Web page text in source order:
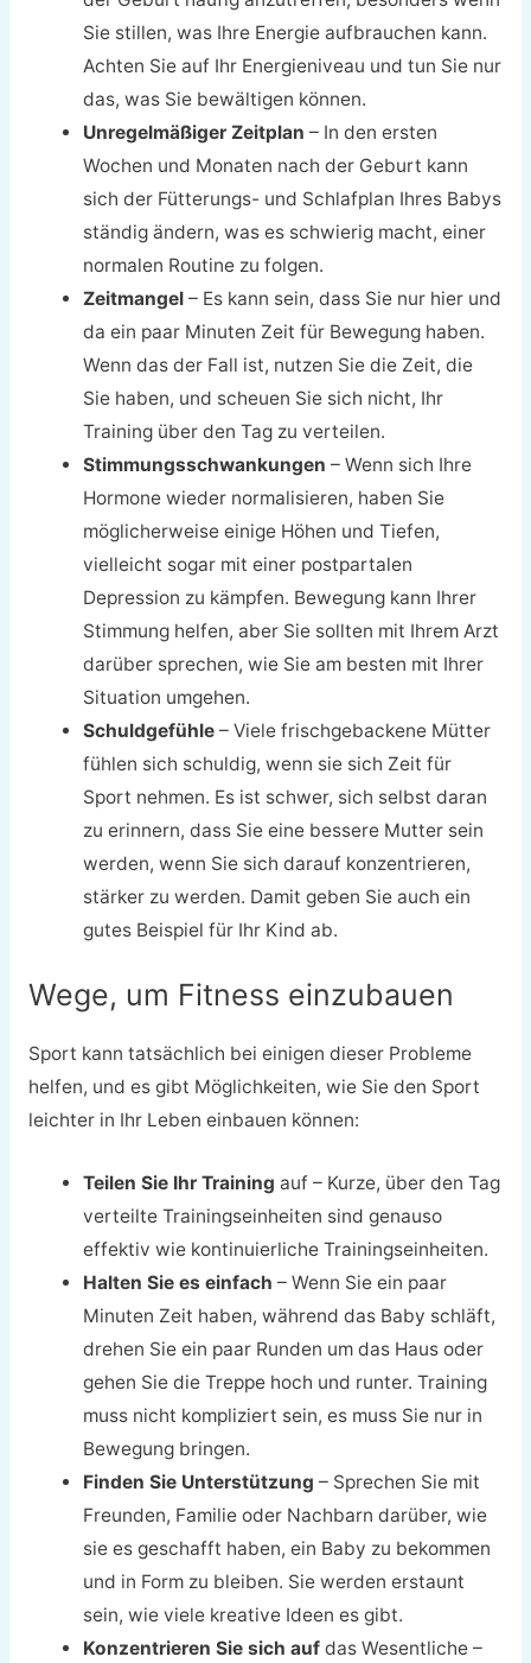
Sie stillen, was Ihre Energie aufbrauchen kann.
Achten Sie auf Ihr Energieniveau und tun Sie nur
das, was Sie bewältigen können.
Unregelmäßiger Zeitplan – In den ersten
Wochen und Monaten nach der Geburt kann
sich der Fütterungs- und Schlafplan Ihres Babys
ständig ändern, was es schwierig macht, einer
normalen Routine zu folgen.
Zeitmangel– Es kann sein, dass Sie nur hier und
da ein paar Minuten Zeit für Bewegung haben.
Wenn das der Fall ist, nutzen Sie die Zeit, die
Sie haben, und scheuen Sie sich nicht, Ihr
Training über den Tag zu verteilen.
Stimmungsschwankungen – Wenn sich Ihre
Hormone wieder normalisieren, haben Sie
möglicherweise einige Höhen und Tiefen,
vielleicht sogar mit einer postpartalen
Depression zu kämpfen. Bewegung kann Ihrer
Stimmung helfen, aber Sie sollten mit Ihrem Arzt
darüber sprechen, wie Sie am besten mit Ihrer
Situation umgehen.
Schuldgefühle – Viele frischgebackene Mütter
fühlen sich schuldig, wenn sie sich Zeit für
Sport nehmen. Es ist schwer, sich selbst daran
zu erinnern, dass Sie eine bessere Mutter sein
werden, wenn Sie sich darauf konzentrieren,
stärker zu werden. Damit geben Sie auch ein
gutes Beispiel für Ihr Kind ab.
Wege, um Fitness einzubauen
Sport kann tatsächlich bei einigen dieser Probleme
helfen, und es gibt Möglichkeiten, wie Sie den Sport
leichter in Ihr Leben einbauen können:
Teilen Sie Ihr Training auf – Kurze, über den Tag
verteilte Trainingseinheiten sind genauso
effektiv wie kontinuierliche Trainingseinheiten.
Halten Sie es einfach – Wenn Sie ein paar
Minuten Zeit haben, während das Baby schläft,
drehen Sie ein paar Runden um das Haus oder
gehen Sie die Treppe hoch und runter. Training
muss nicht kompliziert sein, es muss Sie nur in
Bewegung bringen.
Finden Sie Unterstützung – Sprechen Sie mit
Freunden, Familie oder Nachbarn darüber, wie
sie es geschafft haben, ein Baby zu bekommen
und in Form zu bleiben. Sie werden erstaunt
sein, wie viele kreative Ideen es gibt.
Konzentrieren Sie sich auf das Wesentliche –